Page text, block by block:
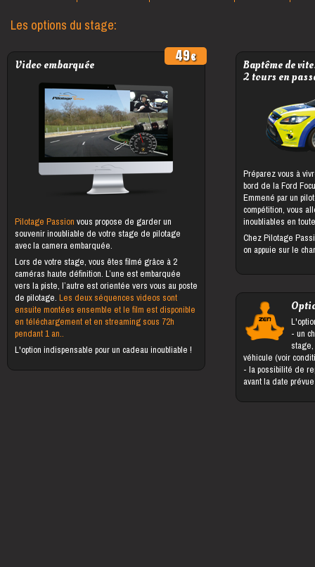
Les options du stage:
Video embarquée
49
Pilotage Passionvous propose de garder un
souvenir inoubliable de votre stage de pilotage
avec la camera embarquée.
Lors de votre stage, vous êtes filmé grâce à 2
caméras haute définition. L’une est embarquée
vers la piste, l’autre est orientée vers vous au poste
de pilotage.Les deux séquences videos sont
ensuite montées ensemble et le film est disponible
en téléchargement et en streaming sous 72h
pendant 1 an..
L'option indispensable pour un cadeau inoubliable !
Baptême de
2 tours en
Préparez vous à
bord de la Ford
Emmené par un
compétition, vous
inoubliables en
Chez Pilotage
on appuie sur le
- un changement du bénéficiaire du
véhicule (voir
- la possibilité de reporter le stage jusqu'à 5 jours
avant la date